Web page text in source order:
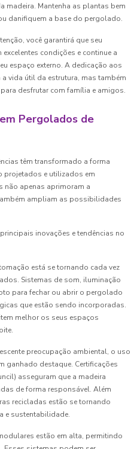
madeira. Mantenha as plantas bem
danifiquem a base do pergolado.
você garantirá que seu
condições e continue a
espaço externo. A dedicação aos
vida útil da estrutura, mas também
desfrutar com família e amigos.
Pergolados de
têm transformado a forma
projetados e utilizados em
não apenas aprimoram a
ampliam as possibilidades
inovações e tendências no
está se tornando cada vez
Sistemas de som, iluminação
para fechar ou abrir o pergolado
que estão sendo incorporadas.
melhor os seus espaços
preocupação ambiental, o uso
ganhado destaque. Certificações
asseguram que a madeira
de forma responsável. Além
recicladas estão se tornando
e sustentabilidade.
estão em alta, permitindo